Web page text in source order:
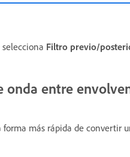
Filtro previo/
onda entre
más rápida de convertir